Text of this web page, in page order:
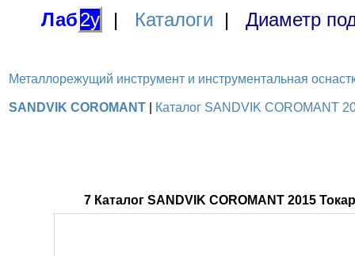
Лаб2у | Каталоги | Диаметр
Металлорежущий инструмент и инструментальная
SANDVIK COROMANT Каталог SANDVIK COROMANT
7 Каталог SANDVIK COROMANT 2015